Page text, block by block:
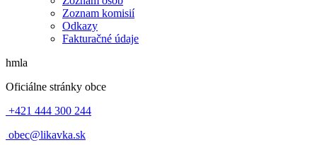
Zoznam komisií
Odkazy
Fakturačné údaje
hmla
Oficiálne stránky obce
+421 444 300 244
obec@likavka.sk